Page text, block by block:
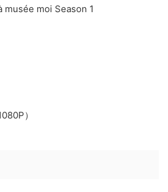
musée moi Season 1
）